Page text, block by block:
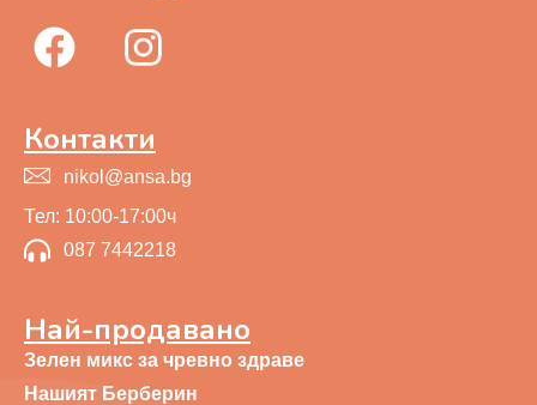
Контакти
nikol@ansa.bg
Тел: 10:00-17:00ч
087 7442218
Най-продавано
Зелен микс за чревно здраве
Нашият Берберин